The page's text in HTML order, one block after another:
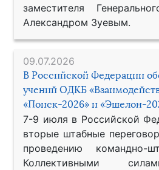
заместителя
Александром Зуевым.
09.07.2026
В Российской Федерации
учений ОДКБ
«Поиск-2026» и «Эшелон-
7-9 июля в Российской
вторые штабные
проведению командно-
Коллективными